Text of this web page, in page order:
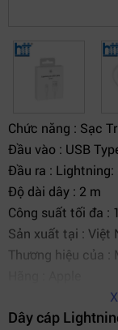
Chức năng : Sạc
Đầu vào : USB
Đầu ra : Lightning:
Độ dài dây : 2 m
Công suất tối đa :
Sản xuất tại : Việt
Thương hiệu của :
Dây cáp